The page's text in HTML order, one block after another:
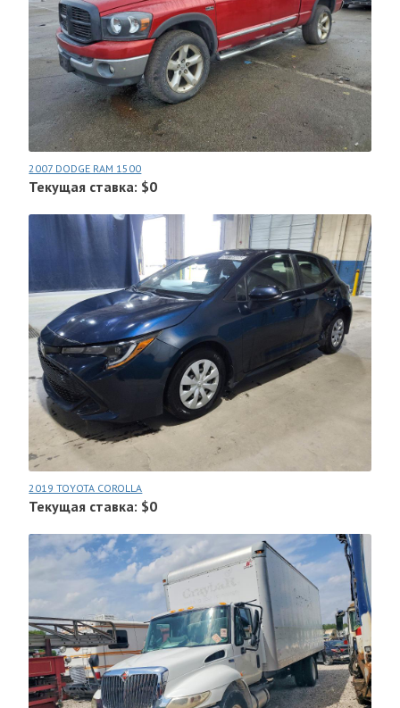
2007 DODGE RAM 1500
Текущая ставка: $0
2019 TOYOTA COROLLA
Текущая ставка: $0